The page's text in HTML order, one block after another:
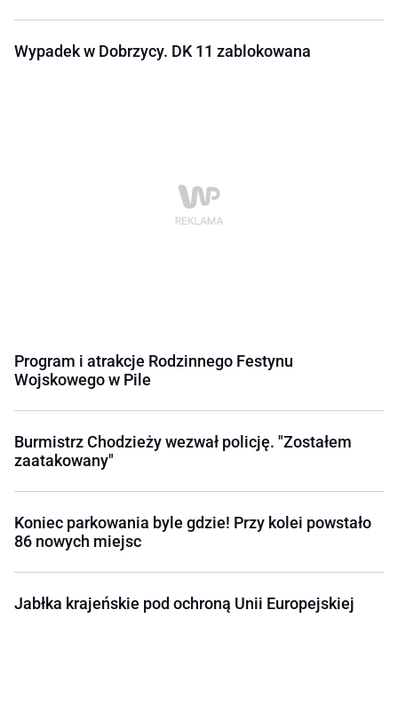
Wypadek w Dobrzycy. DK 11 zablokowana
Program i atrakcje Rodzinnego Festynu
Wojskowego w Pile
Burmistrz Chodzieży wezwał policję. "Zostałem
zaatakowany"
Koniec parkowania byle gdzie! Przy kolei powstało
86 nowych miejsc
Jabłka krajeńskie pod ochroną Unii Europejskiej